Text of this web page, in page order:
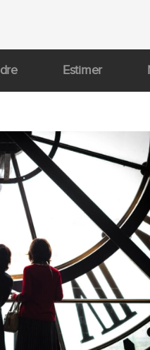
Estimer